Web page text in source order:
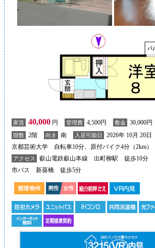
家賃 40,000 円 管理費 4,500円 敷金 30,000円
階数 2階 向き 南 入居可能日
2026年 10月 20日
京都芸術大学 自転車10分、原付バイク4分（2km）
アクセス
叡山電鉄叡山本線 出町柳駅 徒歩10分
市バス 新葵橋 徒歩5分